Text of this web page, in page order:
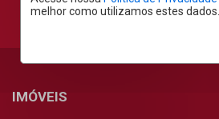
melhor como utilizamos estes dados.
IMÓVEIS